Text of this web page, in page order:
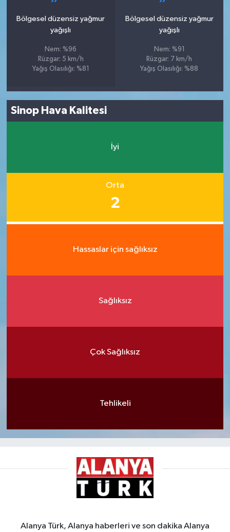
Bölgesel düzensiz yağmur
yağışlı
Nem: %96
Rüzgar: 5 km/h
Yağış Olasılığı: %81
Bölgesel düzensiz yağmur
yağışlı
Nem: %91
Rüzgar: 7 km/h
Yağış Olasılığı: %88
Sinop Hava Kalitesi
İyi
Orta
2
Hassaslar için sağlıksız
Sağlıksız
Çok Sağlıksız
Tehlikeli
Alanya Türk, Alanya haberleri ve son dakika Alanya